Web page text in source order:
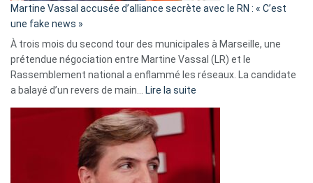
Algérie
Martine Vassal accusée d’alliance secrète avec le RN : « C’est
une fake news »
À trois mois du second tour des municipales à Marseille, une
prétendue négociation entre Martine Vassal (LR) et le
Rassemblement national a enflammé les réseaux. La candidate
a balayé d’un revers de main…
Lire la suite
d’alliance
secrète